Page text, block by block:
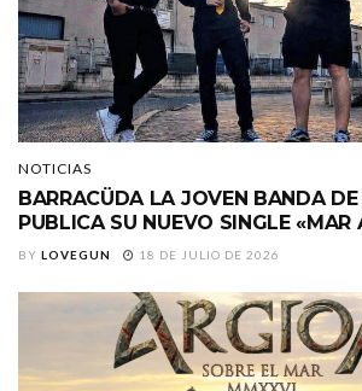
NOTICIAS
BARRACÜDA LA JOVEN BANDA
PUBLICA SU NUEVO SINGLE «MAR
BY LOVEGUN 18 DE JULIO DE 2026